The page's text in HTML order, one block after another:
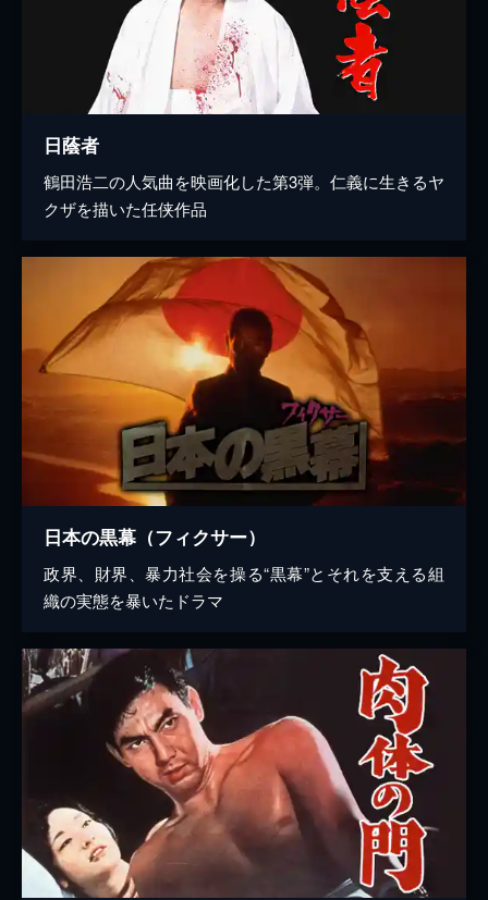
日蔭者
鶴田浩二の人気曲を映画化した第3弾。仁義に生きるヤ
クザを描いた任侠作品
日本の黒幕（フィクサー）
政界、財界、暴力社会を操る“黒幕”とそれを支える組
織の実態を暴いたドラマ